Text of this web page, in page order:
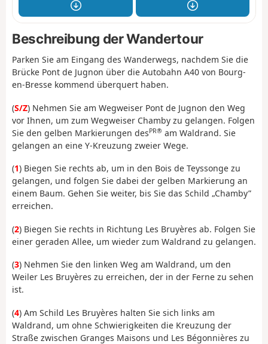
Beschreibung der Wandertour
Parken Sie am Eingang des Wanderwegs, nachdem Sie die
Brücke Pont de Jugnon über die Autobahn A40 von Bourg-
en-Bresse kommend überquert haben.
(S/Z) Nehmen Sie am Wegweiser Pont de Jugnon den Weg
vor Ihnen, um zum Wegweiser Chamby zu gelangen. Folgen
Sie den gelben Markierungen desPR® am Waldrand. Sie
gelangen an eine Y-Kreuzung zweier Wege.
(1) Biegen Sie rechts ab, um in den Bois de Teyssonge zu
gelangen, und folgen Sie dabei der gelben Markierung an
einem Baum. Gehen Sie weiter, bis Sie das Schild „Chamby”
erreichen.
(2) Biegen Sie rechts in Richtung Les Bruyères ab. Folgen Sie
einer geraden Allee, um wieder zum Waldrand zu gelangen.
(3) Nehmen Sie den linken Weg am Waldrand, um den
Weiler Les Bruyères zu erreichen, der in der Ferne zu sehen
ist.
(4) Am Schild Les Bruyères halten Sie sich links am
Waldrand, um ohne Schwierigkeiten die Kreuzung der
Straße zwischen Granges Maisons und Les Bégonnières zu